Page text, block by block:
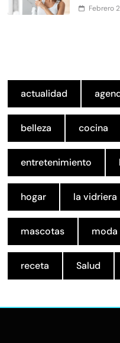
Febrero
actualidad
belleza cocina
entretenimiento
hogar la vidriera
mascotas moda
receta Salud